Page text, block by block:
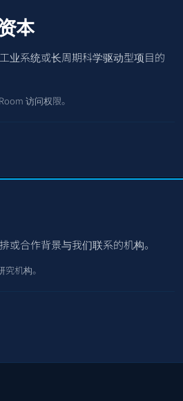
本
业系统或长周期科学驱动型项目的
访问权限。
或合作背景与我们联系的机构。
机构。